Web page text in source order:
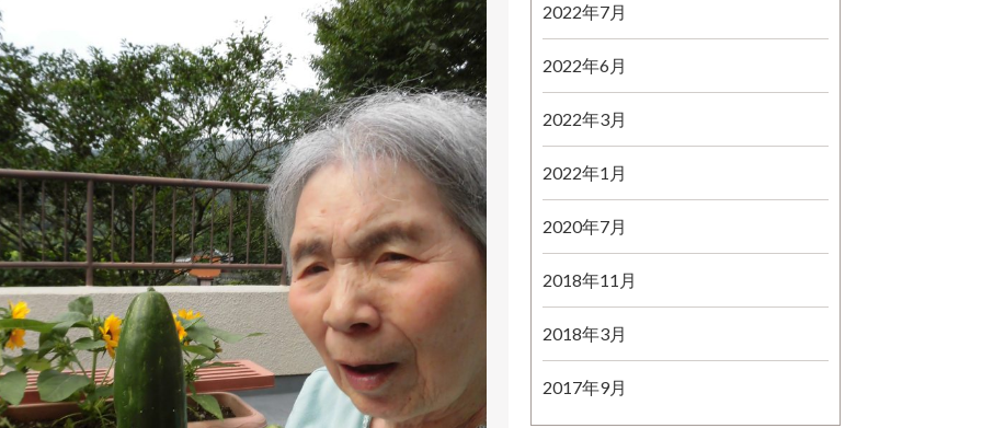
2022年7月
2022年6月
2022年3月
2022年1月
2020年7月
2018年11月
2018年3月
2017年9月